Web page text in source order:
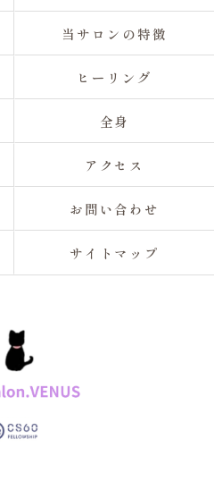
当サロンの特徴
ヒーリング
全身
アクセス
お問い合わせ
サイトマップ